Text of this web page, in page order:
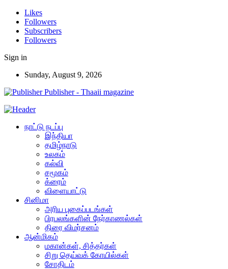
Likes
Followers
Subscribers
Followers
Sign in
Sunday, August 9, 2026
Publisher - Thaaii magazine
நாட்டு நடப்பு
இந்தியா
தமிழ்நாடு
உலகம்
கல்வி
சமூகம்
க்ரைம்
விளையாட்டு
சினிமா
அரிய புகைப்படங்கள்
பிரபலங்களின் நேர்காணல்கள்
திரை விமர்சனம்
ஆன்மிகம்
மகான்கள், சித்தர்கள்
சிறு தெய்வக் கோயில்கள்
சோதிடம்